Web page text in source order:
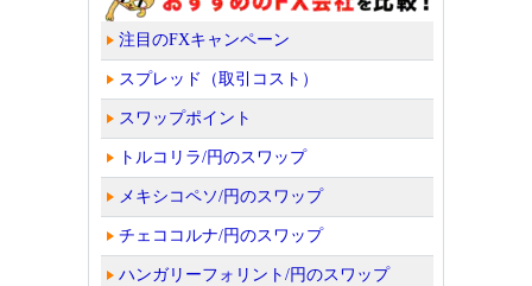
注目のFXキャンペーン
スプレッド（取引コスト）
スワップポイント
トルコリラ/円のスワップ
メキシコペソ/円のスワップ
チェココルナ/円のスワップ
ハンガリーフォリント/円のスワップ